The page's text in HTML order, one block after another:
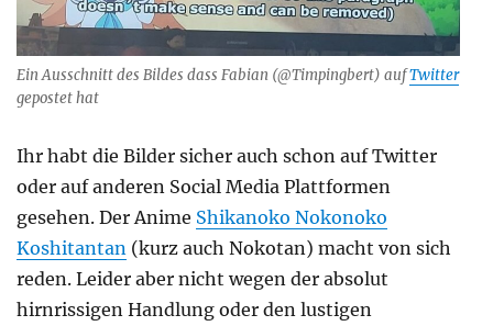
Ein Ausschnitt des Bildes dass Fabian (@Timpingbert) aufTwitter
gepostet hat
Ihr habt die Bilder sicher auch schon auf Twitter
oder auf anderen Social Media Plattformen
gesehen. Der Anime Shikanoko Nokonoko
Koshitantan (kurz auch Nokotan) macht von sich
reden. Leider aber nicht wegen der absolut
hirnrissigen Handlung oder den lustigen